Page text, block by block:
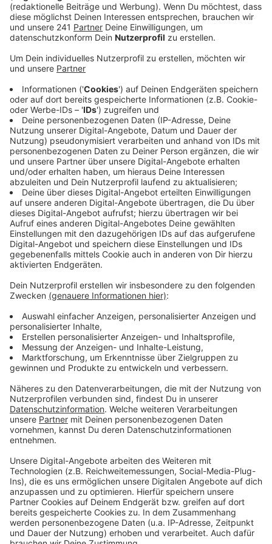
Anzeige
Wie die Polizei mitteilte, hatte ein Suchtrupp des
Deutschen Roten Kreuzes die Leiche der
Demenzkranken am späten Freitagnachmittag im
Bürgerbusch gefunden. Die genaueren
Todesumstände sind noch unklar.
Nach der Vermisstenmeldung am Mittwochabend
hatte die Polizei mit Hubschrauber und Hunden nach
der Frau gesucht. Sie war von ihrem Spaziergang nicht
nach Hause zurückgekehrt.
Anzeige
Mehr Meldungen von hier:
Anzeige
Viele Single-Haushalte in Leverkusen-Opladen
NRW-Studie: Große Schulklassen auch in Leverkusen
Wasserstoff
Anzeige
Anzeige